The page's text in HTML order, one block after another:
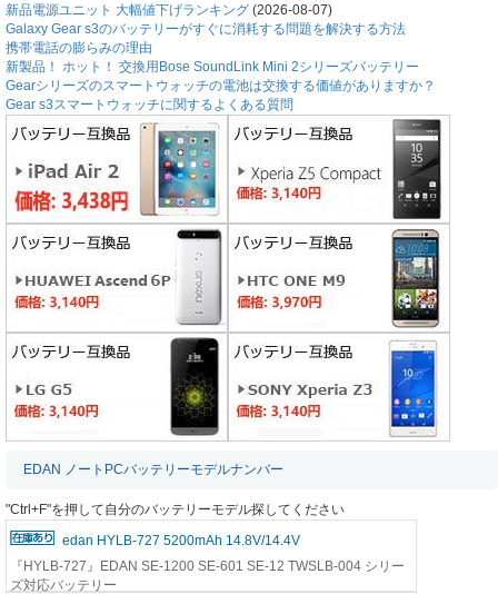
新品電源ユニット 大幅値下げランキング (2026-08-07)
Galaxy Gear s3のバッテリーがすぐに消耗する問題を解決する方法
携帯電話の膨らみの理由
新製品！ ホット！ 交換用Bose SoundLink Mini 2シリーズバッテリー
Gearシリーズのスマートウォッチの電池は交換する価値がありますか？
Gear s3スマートウォッチに関するよくある質問
EDAN ノートPCバッテリーモデルナンバー
"Ctrl+F"を押して自分のバッテリーモデル探してください
edan HYLB-727 5200mAh 14.8V/14.4V
『HYLB-727』EDAN SE-1200 SE-601 SE-12 TWSLB-004 シリー
ズ対応バッテリー